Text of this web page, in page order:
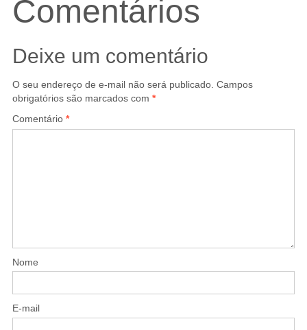
Comentários
Deixe um comentário
O seu endereço de e-mail não será publicado. Campos
obrigatórios são marcados com *
Comentário *
Nome
E-mail